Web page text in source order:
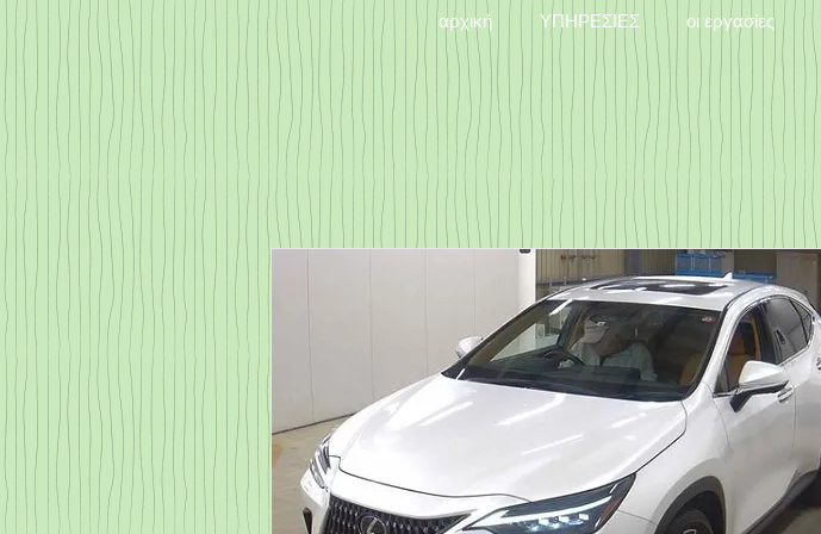
αρχική ΥΠΗΡΕΣΙΕΣ οι εργασίες